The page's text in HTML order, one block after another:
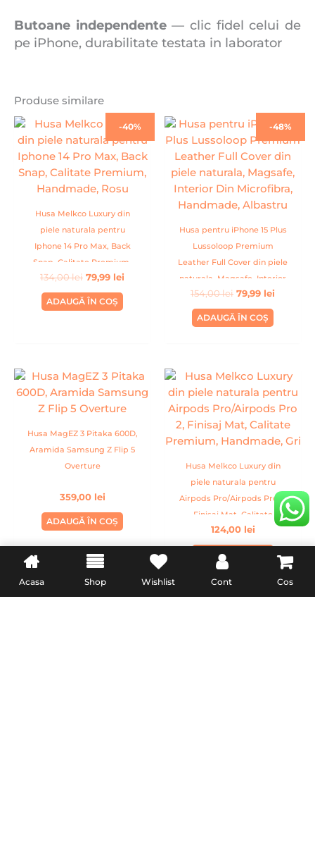
Butoane independente— clic fidel celui de
pe iPhone, durabilitate testata in laborator
Produse similare
-40%
Husa Melkco Luxury din
piele naturala pentru
Iphone 14 Pro Max, Back
Snap, Calitate Premium,
Handmade, Rosu
134,00lei
Prețul
inițial
a
fost:
134,00 lei.
79,99 lei
Prețul
curent
este:
79,99 lei.
ADAUGĂ ÎN COȘ
-48%
Husa pentru iPhone 15 Plus
Lussoloop Premium
Leather Full Cover din piele
naturala, Magsafe, Interior
Din Microfibra, Handmade,
Albastru
154,00lei
Prețul
inițial
a
fost:
154,00 lei.
79,99 lei
Prețul
curent
este:
79,99 lei.
ADAUGĂ ÎN COȘ
Husa MagEZ 3 Pitaka 600D,
Aramida Samsung Z Flip 5
Overture
359,00 lei
ADAUGĂ ÎN COȘ
Husa Melkco Luxury din
piele naturala pentru
Airpods Pro/Airpods Pro 2,
Finisaj Mat, Calitate
Premium, Handmade, Gri
124,00 lei
ADAUGĂ ÎN COȘ
Acasa Shop Wishlist Cont Cos